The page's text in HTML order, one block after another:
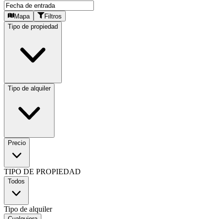
Mapa
Filtros
Tipo de propiedad
Tipo de alquiler
Precio
TIPO DE PROPIEDAD
Todos
Tipo de alquiler